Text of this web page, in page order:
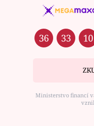
36 33 10
Ministerstvo financí